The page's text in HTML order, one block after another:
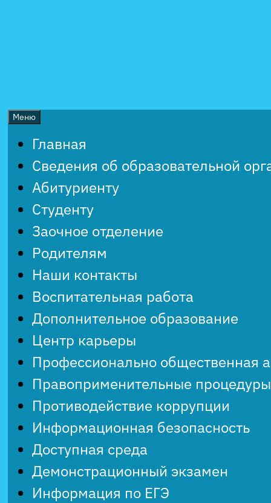
Меню
Главная
Сведения об образовательной
Абитуриенту
Студенту
Заочное отделение
Родителям
Наши контакты
Воспитательная работа
Дополнительное образование
Центр карьеры
Профессионально общественная
Правоприменительные процедуры
Противодействие коррупции
Информационная безопасность
Доступная среда
Демонстрационный экзамен
Информация по ЕГЭ